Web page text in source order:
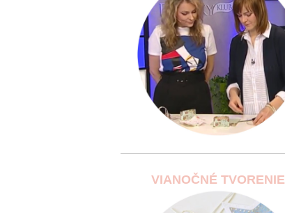
VIANOČNÉ TVORENIE